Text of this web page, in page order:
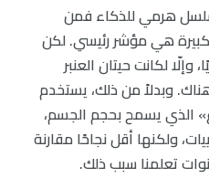
هرمي للذكاء فمن
هي مؤشر رئيسي. لكن
لكانت حيتان العنبر
وبدلاً من ذلك، يستخدم
الذي يسمح بحجم الجسم،
ولكنها أقل نجاحًا مقارنة
تعلمنا سبب ذلك.